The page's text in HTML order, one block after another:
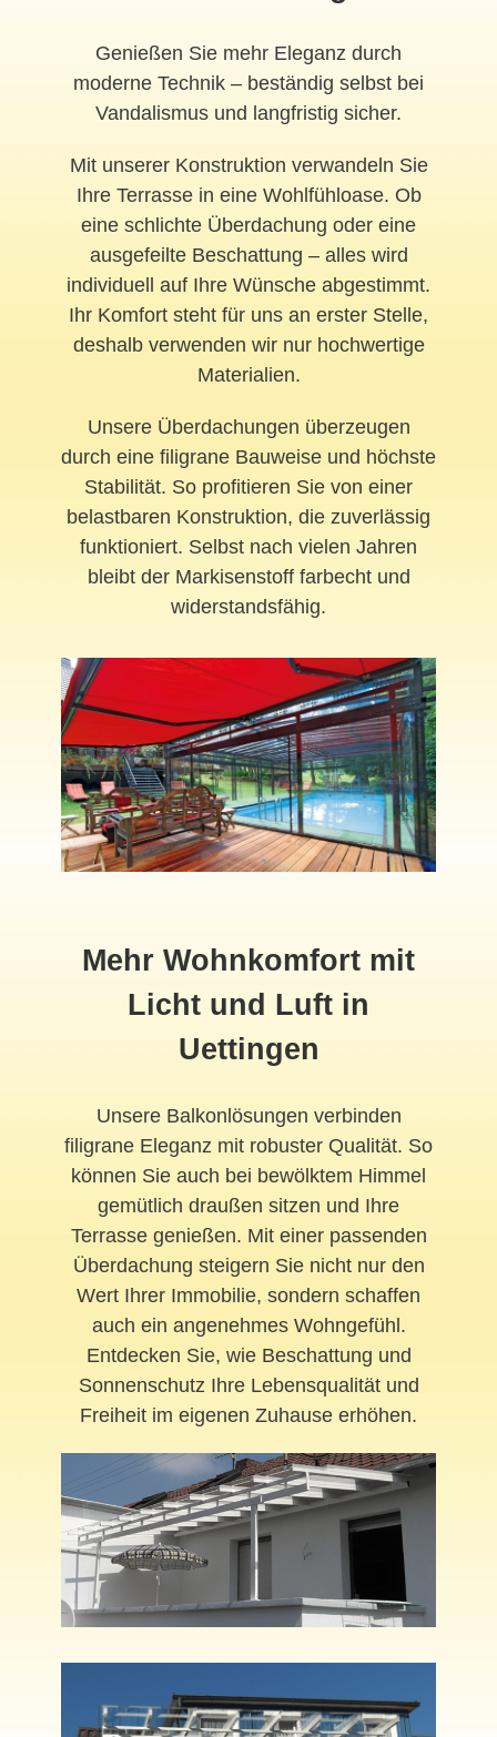
Genießen Sie mehr Eleganz durch
moderne Technik – beständig selbst bei
Vandalismus und langfristig sicher.
Mit unserer Konstruktion verwandeln Sie
Ihre Terrasse in eine Wohlfühloase. Ob
eine schlichte Überdachung oder eine
ausgefeilte Beschattung – alles wird
individuell auf Ihre Wünsche abgestimmt.
Ihr Komfort steht für uns an erster Stelle,
deshalb verwenden wir nur hochwertige
Materialien.
Unsere Überdachungen überzeugen
durch eine filigrane Bauweise und höchste
Stabilität. So profitieren Sie von einer
belastbaren Konstruktion, die zuverlässig
funktioniert. Selbst nach vielen Jahren
bleibt der Markisenstoff farbecht und
widerstandsfähig.
Mehr Wohnkomfort mit
Licht und Luft in
Uettingen
Unsere Balkonlösungen verbinden
filigrane Eleganz mit robuster Qualität. So
können Sie auch bei bewölktem Himmel
gemütlich draußen sitzen und Ihre
Terrasse genießen. Mit einer passenden
Überdachung steigern Sie nicht nur den
Wert Ihrer Immobilie, sondern schaffen
auch ein angenehmes Wohngefühl.
Entdecken Sie, wie Beschattung und
Sonnenschutz Ihre Lebensqualität und
Freiheit im eigenen Zuhause erhöhen.